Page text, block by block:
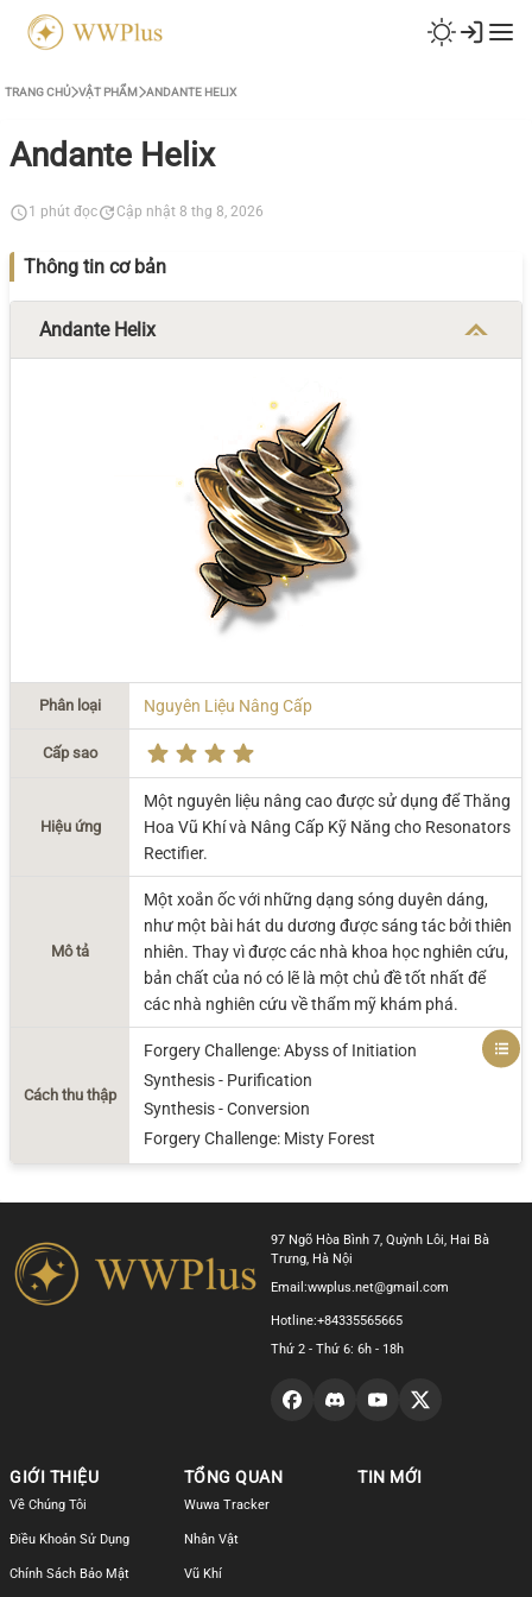
TRANG CHỦ VẬT PHẨM ANDANTE HELIX
Andante Helix
1 phút đọc Cập nhật 8 thg 8, 2026
Thông tin cơ bản
Andante Helix
Phân loại Nguyên Liệu Nâng Cấp
Cấp sao
Hiệu ứng
Một nguyên liệu nâng cao được sử dụng để Thăng
Hoa Vũ Khí và Nâng Cấp Kỹ Năng cho Resonators
Rectifier.
Mô tả
Một xoắn ốc với những dạng sóng duyên dáng,
như một bài hát du dương được sáng tác bởi thiên
nhiên. Thay vì được các nhà khoa học nghiên cứu,
bản chất của nó có lẽ là một chủ đề tốt nhất để
các nhà nghiên cứu về thẩm mỹ khám phá.
Cách thu thập
Forgery Challenge: Abyss of Initiation
Synthesis - Purification
Synthesis - Conversion
Forgery Challenge: Misty Forest
97 Ngõ Hòa Bình 7, Quỳnh Lôi, Hai Bà
Trưng, Hà Nội
Email:wwplus.net@gmail.com
Hotline:+84335565665
Thứ 2 - Thứ 6: 6h - 18h
GIỚI THIỆU
Về Chúng Tôi
Điều Khoản Sử Dụng
Chính Sách Bảo Mật
TỔNG QUAN
Wuwa Tracker
Nhân Vật
Vũ Khí
TIN MỚI